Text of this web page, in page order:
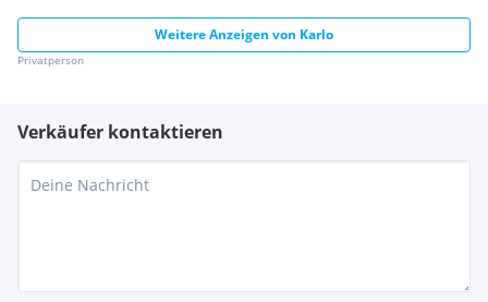
Weitere Anzeigen von Karlo
Privatperson
Verkäufer kontaktieren